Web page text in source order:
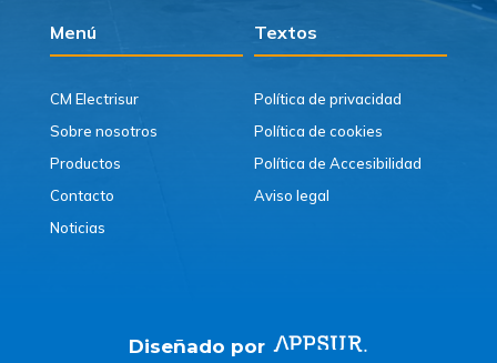
Menú Textos
CM Electrisur
Sobre nosotros
Productos
Contacto
Noticias
Política de privacidad
Política de cookies
Política de Accesibilidad
Aviso legal
Diseñado por